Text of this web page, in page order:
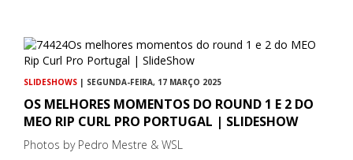
SLIDESHOWS | SEGUNDA-FEIRA, 17 MARÇO 2025
OS MELHORES MOMENTOS DO ROUND 1 E 2 DO
MEO RIP CURL PRO PORTUGAL | SLIDESHOW
Photos by Pedro Mestre & WSL